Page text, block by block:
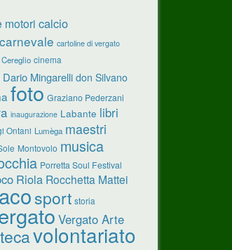
motori calcio
carnevale cartoline di vergato
Cereglio cinema
Dario Mingarelli don Silvano
foto Graziano Pederzani
inaugurazione Labante libri
Ontani Lumèga maestri
Montovolo musica
Porretta Soul Festival
Riola Rocchetta Mattei
sport storia
Vergato Arte
volontariato